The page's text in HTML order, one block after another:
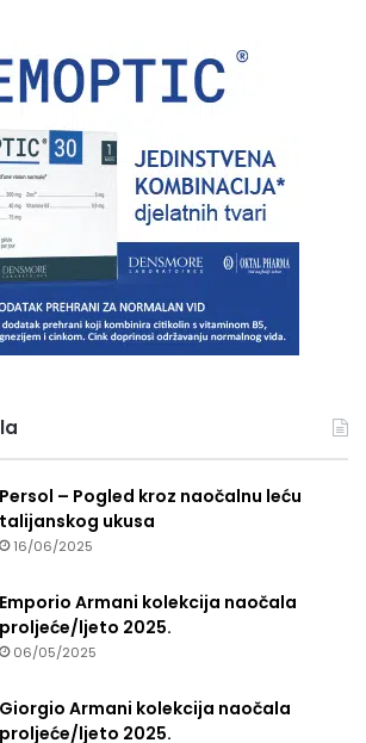
Persol – Pogled kroz naočalnu leću
talijanskog ukusa
16/06/2025
Emporio Armani kolekcija naočala
proljeće/ljeto 2025.
06/05/2025
Giorgio Armani kolekcija naočala
proljeće/ljeto 2025.